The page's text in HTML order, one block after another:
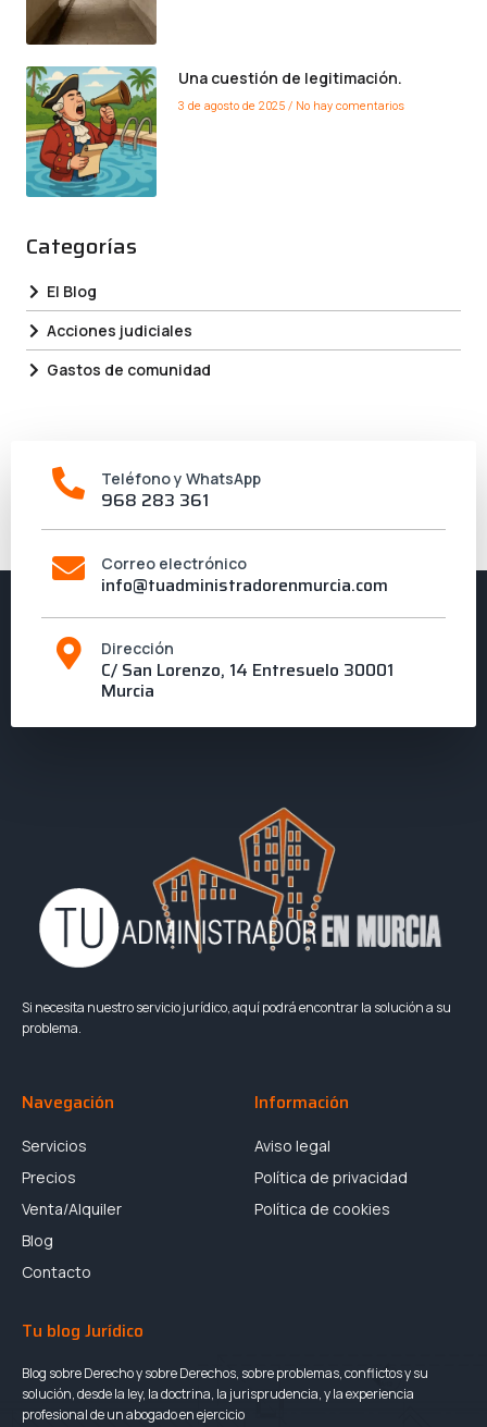
Una cuestión de legitimación.
3 de agosto de 2025 No hay comentarios
Categorías
El Blog
Acciones judiciales
Gastos de comunidad
Teléfono y WhatsApp
968 283 361
Correo electrónico
info@tuadministradorenmurcia.com
Dirección
C/ San Lorenzo, 14 Entresuelo 30001
Murcia
Si necesita nuestro servicio jurídico, aquí podrá encontrar la solución a su
problema.
Navegación
Servicios
Precios
Venta/Alquiler
Blog
Contacto
Información
Aviso legal
Política de privacidad
Política de cookies
Tu blog Jurídico
Blog sobre Derecho y sobre Derechos, sobre problemas, conflictos y su
solución, desde la ley, la doctrina, la jurisprudencia, y la experiencia
profesional de un abogado en ejercicio